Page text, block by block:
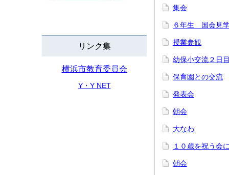
リンク集
横浜市教育委員会
Y・Y NET
集会
６年生 国会見
授業参観
幼保小交流２日目
保育園との交流
発表会
朝会
大なわ
１０歳を祝う会
朝会